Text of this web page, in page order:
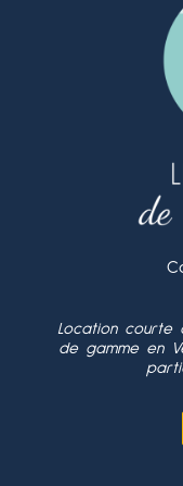
Location courte
de gamme en